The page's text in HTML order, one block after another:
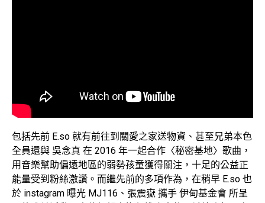
包括先前 E.so 就有前往到關愛之家送物資、甚至兄弟本色
全員還與 吳念真 在 2016 年一起合作〈秘密基地〉歌曲，
用音樂幫助偏遠地區的弱勢孩童獲得關注，十足的公益正
能量受到粉絲激讚。而繼先前的多項作為，在稍早 E.so 也
於 instagram 曝光 MJ116、張震嶽 攜手 伊甸基金會 所呈